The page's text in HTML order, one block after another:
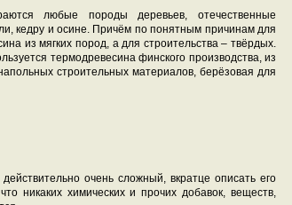
любые породы деревьев, отечественные
кедру и осине. Причём по понятным причинам для
из мягких пород, а для строительства – твёрдых.
термодревесина финского производства, из
строительных материалов, берёзовая для
очень сложный, вкратце описать его
никаких химических и прочих добавок, веществ,